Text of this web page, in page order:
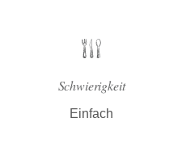
Schwierigkeit
Einfach